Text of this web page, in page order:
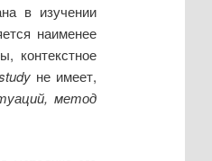
в изучении
наименее
контекстное
не имеет,
метод